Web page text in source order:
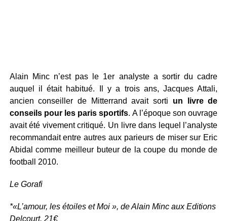
Alain Minc n’est pas le 1er analyste a sortir du cadre
auquel il était habitué. Il y a trois ans, Jacques Attali,
ancien conseiller de Mitterrand avait sorti un livre de
conseils pour les paris sportifs. A l’époque son ouvrage
avait été vivement critiqué. Un livre dans lequel l’analyste
recommandait entre autres aux parieurs de miser sur Eric
Abidal comme meilleur buteur de la coupe du monde de
football 2010.
Le Gorafi
*«L’amour, les étoiles et Moi », de Alain Minc aux Editions
Delcourt. 21€